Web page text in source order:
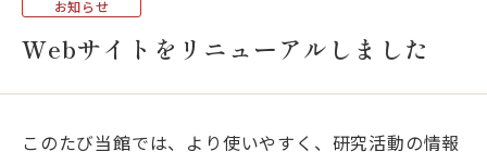
データベース
お知らせ
Webサイトをリニューアルしました
このたび当館では、より使いやすく、研究活動の情報